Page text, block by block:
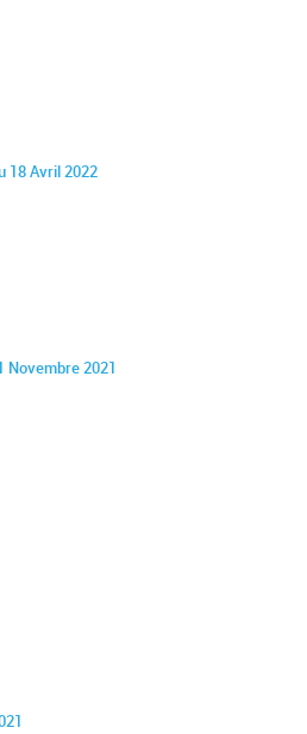
18 Avril 2022
Novembre 2021